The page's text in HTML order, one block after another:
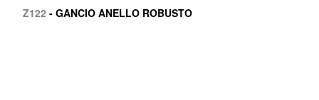
Z122 - GANCIO ANELLO ROBUSTO